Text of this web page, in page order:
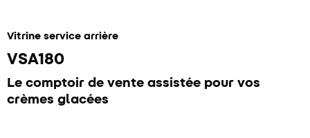
Vitrine service arrière
VSA180
Le comptoir de vente assistée pour vos
crèmes glacées​